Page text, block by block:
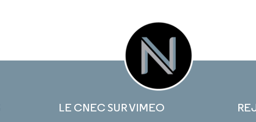
LE CNEC SUR VIMEO